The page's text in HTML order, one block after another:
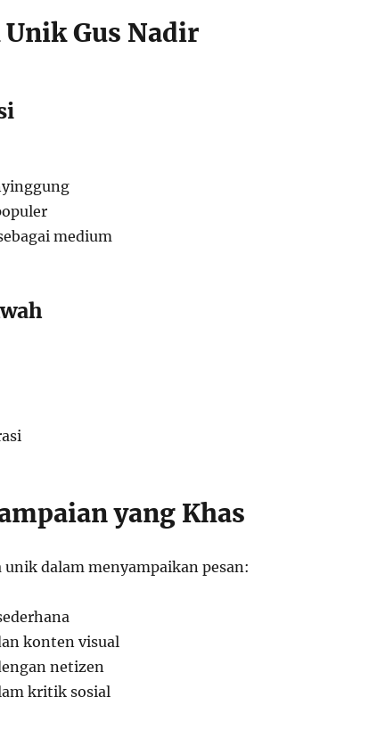
Gus Nadir
medium
yang Khas
dalam menyampaikan pesan:
konten visual
netizen
kritik sosial